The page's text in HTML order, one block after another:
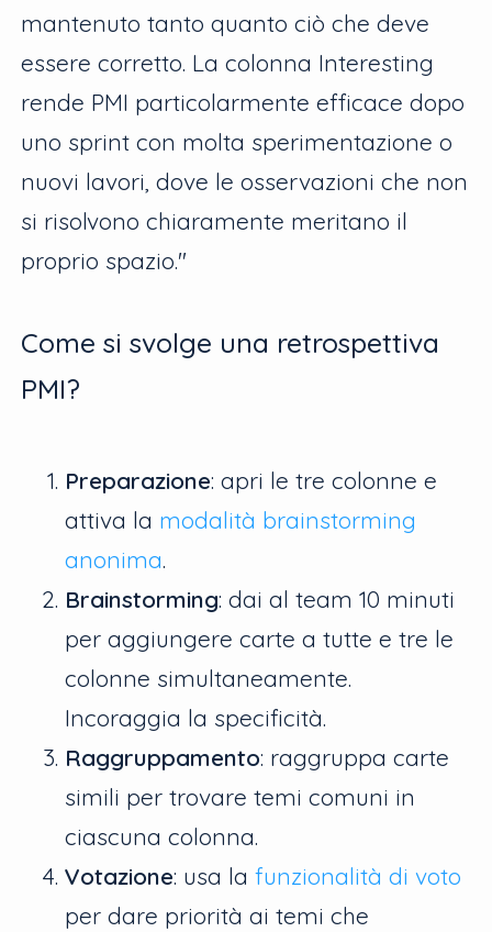
mantenuto tanto quanto ciò che deve
essere corretto. La colonna Interesting
rende PMI particolarmente efficace dopo
uno sprint con molta sperimentazione o
nuovi lavori, dove le osservazioni che non
si risolvono chiaramente meritano il
proprio spazio."
Come si svolge una retrospettiva
PMI?
Preparazione: apri le tre colonne e
attiva la modalità brainstorming
anonima.
Brainstorming: dai al team 10 minuti
per aggiungere carte a tutte e tre le
colonne simultaneamente.
Incoraggia la specificità.
Raggruppamento: raggruppa carte
simili per trovare temi comuni in
ciascuna colonna.
Votazione: usa lafunzionalità di voto
per dare priorità ai temi che